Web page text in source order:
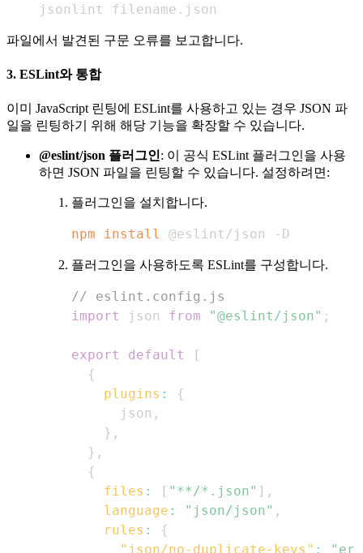
jsonlint filename.json
파일에서 발견된 구문 오류를 보고합니다.
3. ESLint와 통합
이미 JavaScript 린팅에 ESLint를 사용하고 있는 경우 JSON 파
일을 린팅하기 위해 해당 기능을 확장할 수 있습니다.
@eslint/json 플러그인: 이 공식 ESLint 플러그인을 사용
하면 JSON 파일을 린팅할 수 있습니다. 설정하려면:
플러그인을 설치합니다.
npm install @eslint/json -D
플러그인을 사용하도록 ESLint를 구성합니다.
// eslint.config.js
import
json from "@eslint/json" ;
export default
[
{
plugins :
{
      json
,
} ,
} ,
{
files : [ "**/*.json" ] ,
language : "json/json" ,
rules :
{
"json/no-duplicate-keys" :